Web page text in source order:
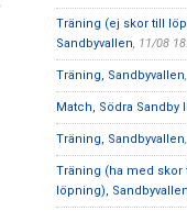
Träning (ej skor till
Sandbyvallen, 11/08
Träning, Sandbyvallen
Match, Södra Sandby
Träning, Sandbyvallen
Träning (ha med
löpning), Sandbyvallen